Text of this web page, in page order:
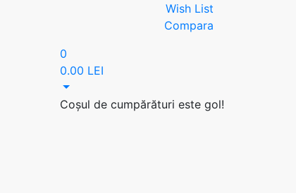
Wish List
Compara
0
0.00 LEI
Coșul de cumpărături este gol!